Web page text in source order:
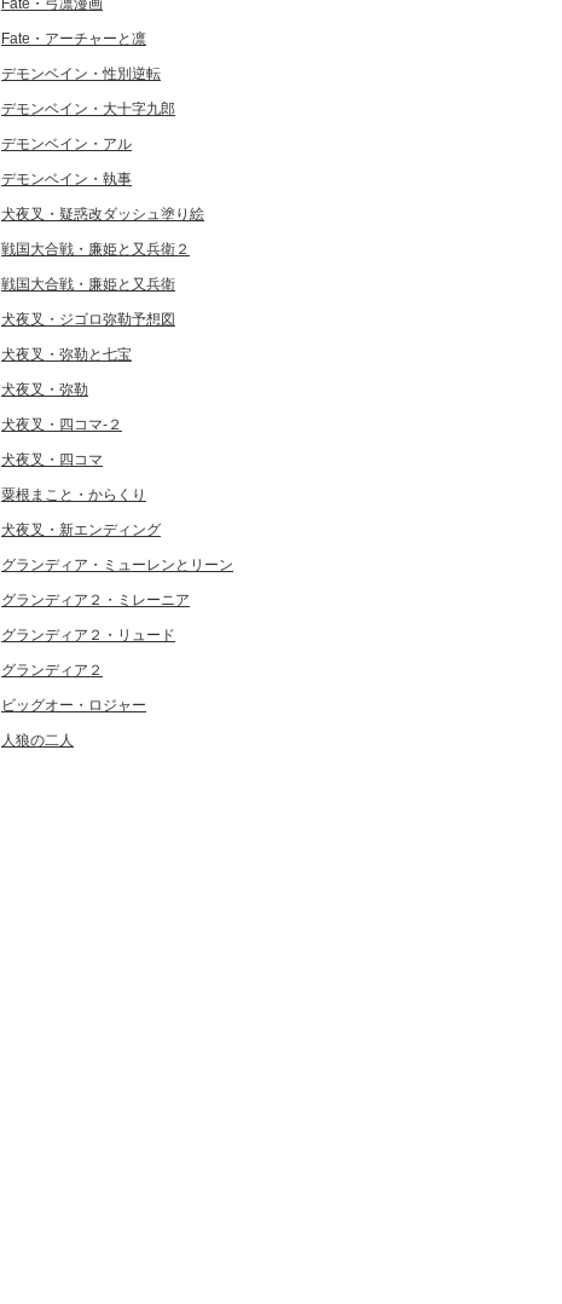
Fate・弓凛漫画
Fate・アーチャーと凛
デモンベイン・性別逆転
デモンベイン・大十字九郎
デモンベイン・アル
デモンベイン・執事
犬夜叉・疑惑改ダッシュ塗り絵
戦国大合戦・廉姫と又兵衛２
戦国大合戦・廉姫と又兵衛
犬夜叉・ジゴロ弥勒予想図
犬夜叉・弥勒と七宝
犬夜叉・弥勒
犬夜叉・四コマ-２
犬夜叉・四コマ
粟根まこと・からくり
犬夜叉・新エンディング
グランディア・ミューレンとリーン
グランディア２・ミレーニア
グランディア２・リュード
グランディア２
ビッグオー・ロジャー
人狼の二人